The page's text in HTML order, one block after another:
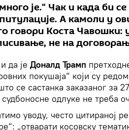
је.“ Чак и када би
А камоли у
говори Коста Чавошки:
не на
да је Доналд Трамп
покушаја“ који су
се састанка заказаног за
одлуке не треба
уводу, често цитираној
„отварати косовску